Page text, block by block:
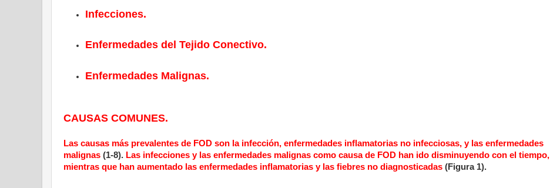
Infecciones.
Enfermedades del Tejido Conectivo.
Enfermedades Malignas.
CAUSAS COMUNES.
Las causas más prevalentes de FOD son la infección, enfermedades inflamatorias no infecciosas, y las enfermedades
malignas (1-8). Las infecciones y las enfermedades malignas como causa de FOD han ido disminuyendo con el tiempo,
mientras que han aumentado las enfermedades inflamatorias y las fiebres no diagnosticadas (Figura 1).